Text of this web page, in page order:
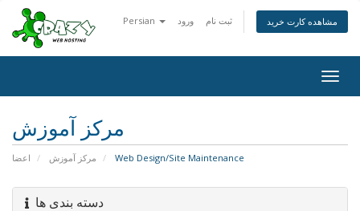
Persian ورود ثبت نام مشاهده کارت خرید
مرکز آموزش
اعضا مرکز آموزش Web Design/Site Maintenance
دسته بندی ها